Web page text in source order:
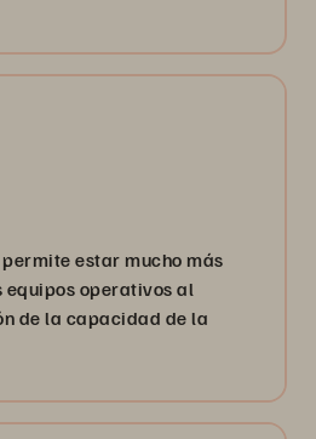
permite estar mucho más
equipos operativos al
de la capacidad de la